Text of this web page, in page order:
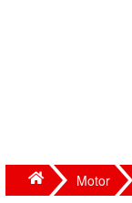
Motor